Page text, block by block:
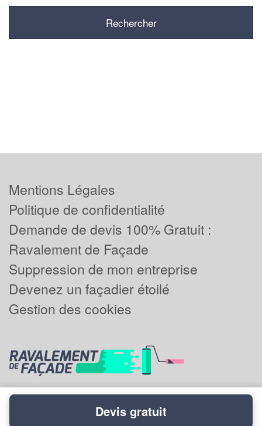
Mentions Légales
Politique de confidentialité
Demande de devis 100% Gratuit :
Ravalement de Façade
Suppression de mon entreprise
Devenez un façadier étoilé
Gestion des cookies
Powered byPlus que pro
Devis gratuit